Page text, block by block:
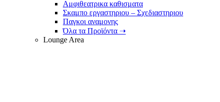
Αμφιθεατρικα καθισματα
Σκαμπο εργαστηριου – Σχεδιαστηριου
Παγκοι αναμονης
Όλα τα Προϊόντα ➝
Lounge Area